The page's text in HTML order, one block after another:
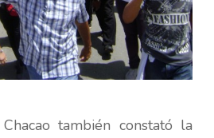
también constató la